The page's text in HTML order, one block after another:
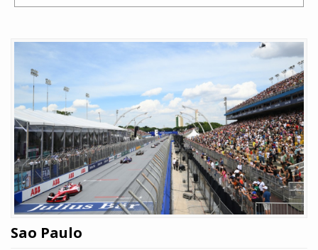
Sao Paulo